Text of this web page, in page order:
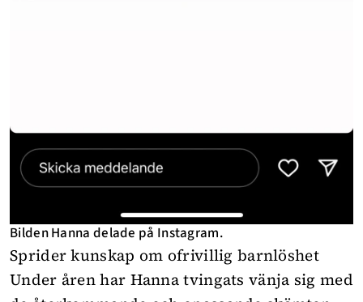
Bilden Hanna delade på Instagram.
Sprider kunskap om ofrivillig barnlöshet
Under åren har Hanna tvingats vänja sig med